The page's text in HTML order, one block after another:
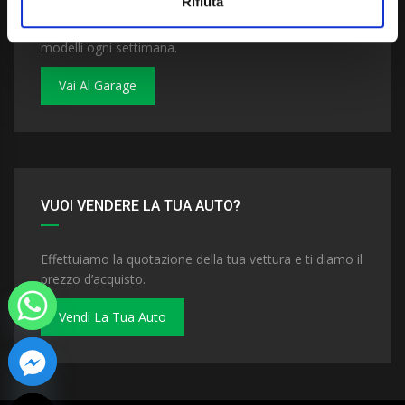
Dai un'occhiata al nostro garage. Troverai nuovi
modelli ogni settimana.
Vai Al Garage
VUOI VENDERE LA TUA AUTO?
Effettuiamo la quotazione della tua vettura e ti diamo il
prezzo d’acquisto.
Vendi La Tua Auto